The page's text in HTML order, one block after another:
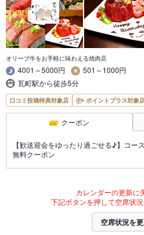
オリーブ牛をお手軽に味わえる焼肉店
4001～5000円
501～1000円
瓦町駅から徒歩5分
口コミ投稿特典対象店 ポイントプラス対象
クーポン
【歓送迎会をゆったり過ごせる♪】コ
無料クーポン
カレンダーの更新に
下記ボタンを押して空席状況
空席状況を